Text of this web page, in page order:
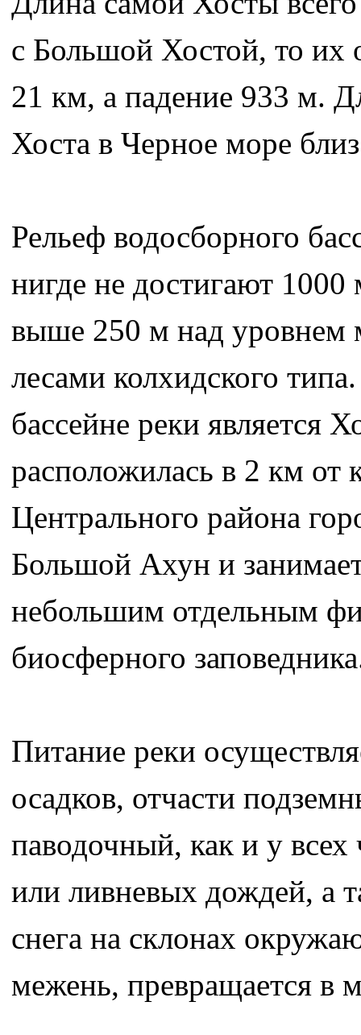
с Большой Хостой, то их
21 км, а падение 933 м.
Хоста в Черное море
Рельеф водосборного
нигде не достигают
выше 250 м над уровнем
лесами колхидского
бассейне реки является
расположилась в 2 км от
Центрального района
Большой Ахун и
небольшим отдельным
биосферного
Питание реки
осадков, отчасти
паводочный, как и у
или ливневых дождей, а
снега на склонах
межень, превращается